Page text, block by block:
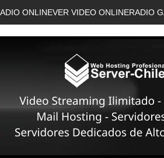
ONLINEVER VIDEO ONLINERADIO